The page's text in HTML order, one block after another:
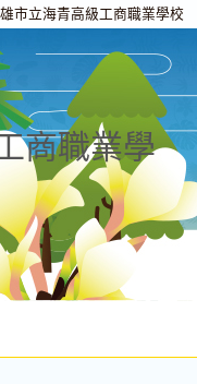
市立海青高級工商職業學校
商職業學